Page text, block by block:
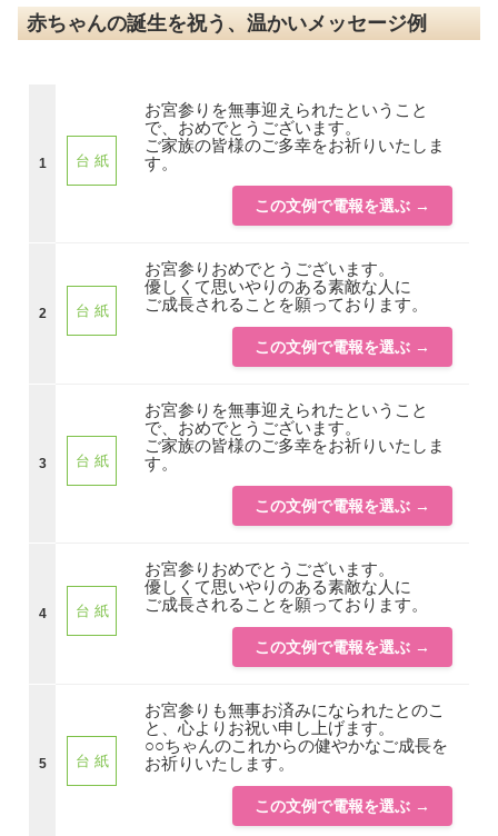
赤ちゃんの誕生を祝う、温かいメッセージ例
1 台 紙
お宮参りを無事迎えられたということ
で、おめでとうございます。
ご家族の皆様のご多幸をお祈りいたしま
す。
この文例で電報を選ぶ →
2 台 紙
お宮参りおめでとうございます。
優しくて思いやりのある素敵な人に
ご成長されることを願っております。
この文例で電報を選ぶ →
3 台 紙
お宮参りを無事迎えられたということ
で、おめでとうございます。
ご家族の皆様のご多幸をお祈りいたしま
す。
この文例で電報を選ぶ →
4 台 紙
お宮参りおめでとうございます。
優しくて思いやりのある素敵な人に
ご成長されることを願っております。
この文例で電報を選ぶ →
5 台 紙
お宮参りも無事お済みになられたとのこ
と、心よりお祝い申し上げます。
○○ちゃんのこれからの健やかなご成長を
お祈りいたします。
この文例で電報を選ぶ →